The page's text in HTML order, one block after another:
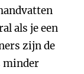
als je een
zijn de
minder